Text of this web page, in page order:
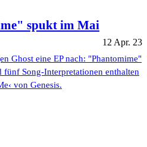
spukt im Mai
12 Apr. 23
Ghost eine EP nach: "Phantomime"
Song-Interpretationen enthalten
von Genesis.